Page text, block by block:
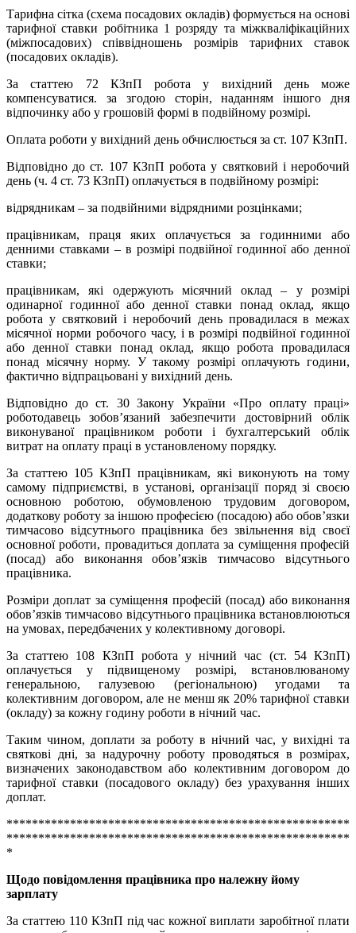
Тарифна сітка (схема посадових окладів) формується на основі
тарифної ставки робітника 1 розряду та міжкваліфікаційних
(міжпосадових) співвідношень розмірів тарифних ставок
(посадових окладів).
За статтею 72 КЗпП робота у вихідний день може
компенсуватися. за згодою сторін, наданням іншого дня
відпочинку або у грошовій формі в подвійному розмірі.
Оплата роботи у вихідний день обчислюється за ст. 107 КЗпП.
Відповідно до ст. 107 КЗпП робота у святковий і неробочий
день (ч. 4 ст. 73 КЗпП) оплачується в подвійному розмірі:
відрядникам – за подвійними відрядними розцінками;
працівникам, праця яких оплачується за годинними або
денними ставками – в розмірі подвійної годинної або денної
ставки;
працівникам, які одержують місячний оклад – у розмірі
одинарної годинної або денної ставки понад оклад, якщо
робота у святковий і неробочий день провадилася в межах
місячної норми робочого часу, і в розмірі подвійної годинної
або денної ставки понад оклад, якщо робота провадилася
понад місячну норму. У такому розмірі оплачують години,
фактично відпрацьовані у вихідний день.
Відповідно до ст. 30 Закону України «Про оплату праці»
роботодавець зобов’язаний забезпечити достовірний облік
виконуваної працівником роботи і бухгалтерський облік
витрат на оплату праці в установленому порядку.
За статтею 105 КЗпП працівникам, які виконують на тому
самому підприємстві, в установі, організації поряд зі своєю
основною роботою, обумовленою трудовим договором,
додаткову роботу за іншою професією (посадою) або обов’язки
тимчасово відсутнього працівника без звільнення від своєї
основної роботи, провадиться доплата за суміщення професій
(посад) або виконання обов’язків тимчасово відсутнього
працівника.
Розміри доплат за суміщення професій (посад) або виконання
обов’язків тимчасово відсутнього працівника встановлюються
на умовах, передбачених у колективному договорі.
За статтею 108 КЗпП робота у нічний час (ст. 54 КЗпП)
оплачується у підвищеному розмірі, встановлюваному
генеральною, галузевою (регіональною) угодами та
колективним договором, але не менш як 20% тарифної ставки
(окладу) за кожну годину роботи в нічний час.
Таким чином, доплати за роботу в нічний час, у вихідні та
святкові дні, за надурочну роботу проводяться в розмірах,
визначених законодавством або колективним договором до
тарифної ставки (посадового окладу) без урахування інших
доплат.
******************************************************
******************************************************
*
Щодо повідомлення працівника про належну йому
зарплату
За статтею 110 КЗпП під час кожної виплати заробітної плати